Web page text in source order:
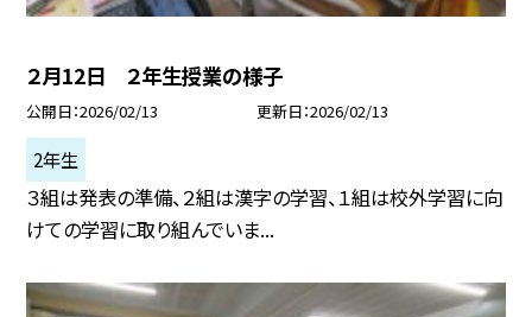
２月12日 ２年生授業の様子
公開日 2026/02/13 更新日 2026/02/13
2年生
３組は発表の準備、２組は漢字の学習、１組は校外学習に向
けての学習に取り組んでいま...